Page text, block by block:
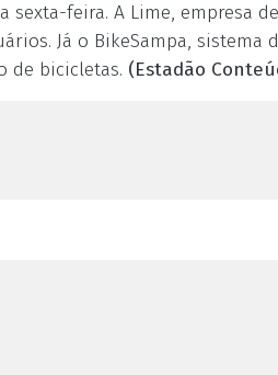
feira. A Lime, empresa
Já o BikeSampa,
de bicicletas. (Estadão